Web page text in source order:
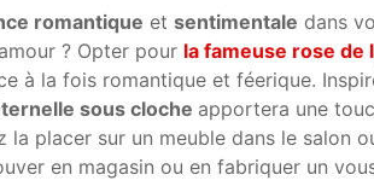
romantique et sentimentale dans
? Opter pour la fameuse rose de
à la fois romantique et féerique.
sous cloche apportera une
la placer sur un meuble dans le salon
en magasin ou en fabriquer un